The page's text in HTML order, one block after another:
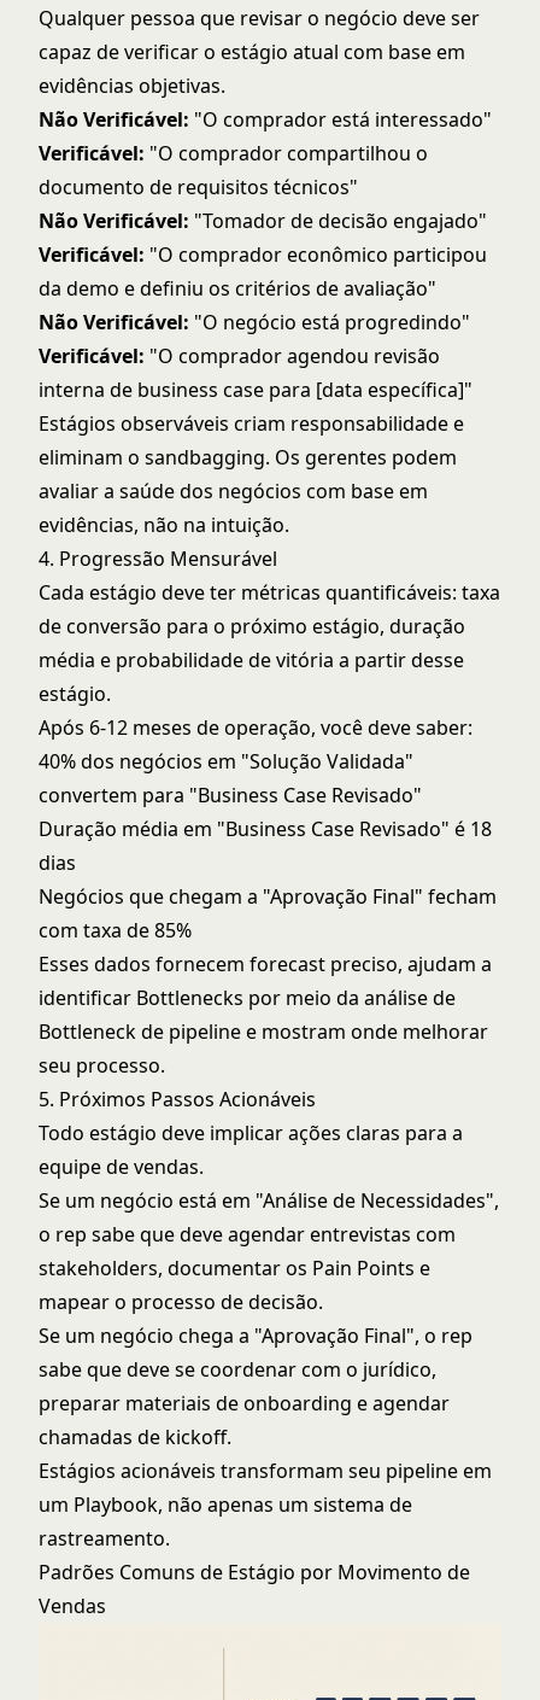
Qualquer pessoa que revisar o negócio deve ser
capaz de verificar o estágio atual com base em
evidências objetivas.
Não Verificável: "O comprador está interessado"
Verificável: "O comprador compartilhou o
documento de requisitos técnicos"
Não Verificável: "Tomador de decisão engajado"
Verificável: "O comprador econômico participou
da demo e definiu os critérios de avaliação"
Não Verificável: "O negócio está progredindo"
Verificável: "O comprador agendou revisão
interna de business case para [data específica]"
Estágios observáveis criam responsabilidade e
eliminam o sandbagging. Os gerentes podem
avaliar a saúde dos negócios com base em
evidências, não na intuição.
4. Progressão Mensurável
Cada estágio deve ter métricas quantificáveis: taxa
de conversão para o próximo estágio, duração
média e probabilidade de vitória a partir desse
estágio.
Após 6-12 meses de operação, você deve saber:
40% dos negócios em "Solução Validada"
convertem para "Business Case Revisado"
Duração média em "Business Case Revisado" é 18
dias
Negócios que chegam a "Aprovação Final" fecham
com taxa de 85%
Esses dados fornecem forecast preciso, ajudam a
identificar Bottlenecks por meio da análise de
Bottleneck de pipelinee mostram onde melhorar
seu processo.
5. Próximos Passos Acionáveis
Todo estágio deve implicar ações claras para a
equipe de vendas.
Se um negócio está em "Análise de Necessidades",
o rep sabe que deve agendar entrevistas com
stakeholders, documentar os Pain Points e
mapear o processo de decisão.
Se um negócio chega a "Aprovação Final", o rep
sabe que deve se coordenar com o jurídico,
preparar materiais de onboarding e agendar
chamadas de kickoff.
Estágios acionáveis transformam seu pipeline em
um Playbook, não apenas um sistema de
rastreamento.
Padrões Comuns de Estágio por Movimento de
Vendas